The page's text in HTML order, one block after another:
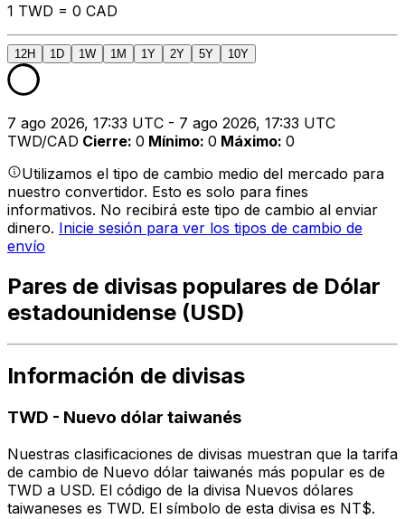
1 TWD = 0 CAD
12H 1D 1W 1M 1Y 2Y 5Y 10Y
7 ago 2026, 17:33 UTC - 7 ago 2026, 17:33 UTC
TWD/CAD Cierre: 0 Mínimo: 0 Máximo: 0
Utilizamos el tipo de cambio medio del mercado para
nuestro convertidor. Esto es solo para fines
informativos. No recibirá este tipo de cambio al enviar
dinero. Inicie sesión para ver los tipos de cambio de
envío
Pares de divisas populares de Dólar
estadounidense (USD)
Información de divisas
TWD - Nuevo dólar taiwanés
Nuestras clasificaciones de divisas muestran que la tarifa
de cambio de Nuevo dólar taiwanés más popular es de
TWD a USD. El código de la divisa Nuevos dólares
taiwaneses es TWD. El símbolo de esta divisa es NT$.